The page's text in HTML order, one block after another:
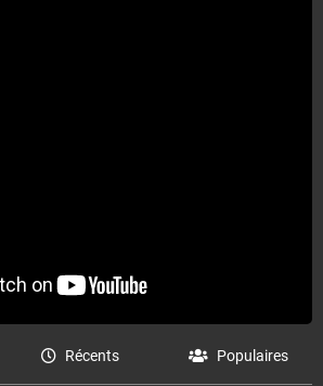
Récents Populaires